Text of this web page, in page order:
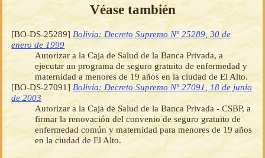
Véase también
[BO-DS-25289] Bolivia: Decreto Supremo Nº 25289, 30 de
enero de 1999
Autorizar a la Caja de Salud de la Banca Privada, a
ejecutar un programa de seguro gratuito de enfermedad y
maternidad a menores de 19 años en la ciudad de El Alto.
[BO-DS-27091] Bolivia: Decreto Supremo Nº 27091, 18 de junio
de 2003
Autorizar a la Caja de Salud de la Banca Privada - CSBP, a
firmar la renovación del convenio de seguro gratuito de
enfermedad común y maternidad para menores de 19 años
en la ciudad de El Alto.